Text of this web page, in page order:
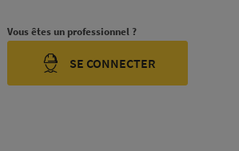
Vous êtes un professionnel ?
SE CONNECTER